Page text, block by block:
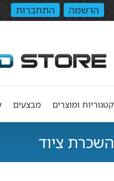
הרשמה התחברות
קטגוריות ומוצרים מבצעים
השכרת ציוד